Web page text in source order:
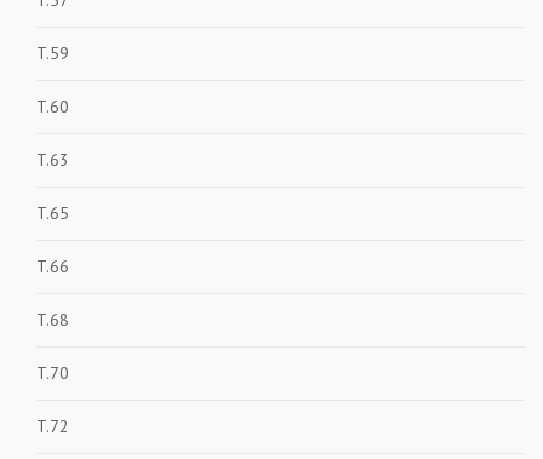
T.59
T.60
T.63
T.65
T.66
T.68
T.70
T.72